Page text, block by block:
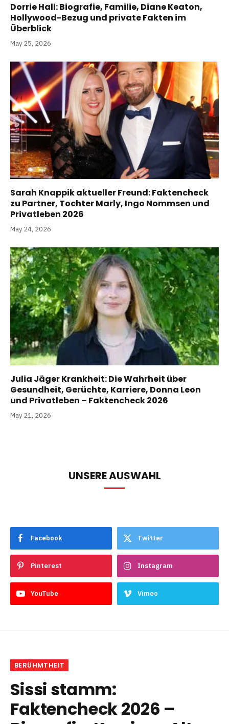
Dorrie Hall: Biografie, Familie, Diane Keaton,
Hollywood-Bezug und private Fakten im
Überblick
May 25, 2026
Sarah Knappik aktueller Freund: Faktencheck
zu Partner, Tochter Marly, Ingo Nommsen und
Privatleben 2026
May 24, 2026
Julia Jäger Krankheit: Die Wahrheit über
Gesundheit, Gerüchte, Karriere, Donna Leon
und Privatleben – Faktencheck 2026
May 21, 2026
UNSERE AUSWAHL
Facebook Twitter
Pinterest Instagram
YouTube Vimeo
BERÜHMTHEIT
Sissi stamm:
Faktencheck 2026 –